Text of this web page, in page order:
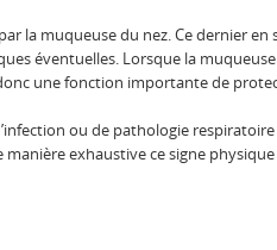
la muqueuse du nez. Ce dernier
éventuelles. Lorsque la
une fonction importante de
ou de pathologie
exhaustive ce signe